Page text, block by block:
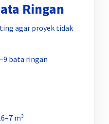
Ringan
agar proyek tidak
bata ringan
m³